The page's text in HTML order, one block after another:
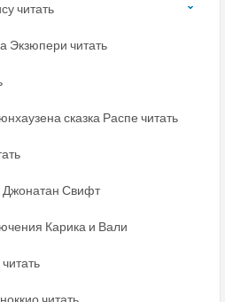
читать
Экзюпери читать
сказка Распе читать
Джонатан Свифт
Карика и Вали